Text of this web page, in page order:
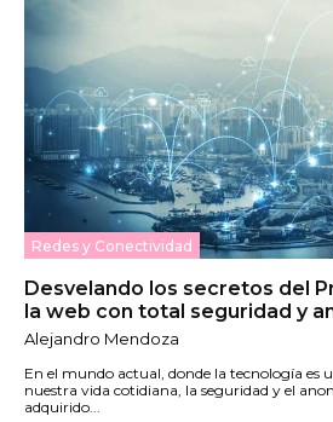
Redes y Conectividad
Desvelando los secretos del
la web con total seguridad y
Alejandro Mendoza
En el mundo actual, donde la tecnología es
nuestra vida cotidiana, la seguridad y el
adquirido...